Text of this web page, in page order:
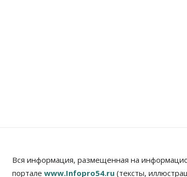
Вся информация, размещенная на
портале www.Infopro54.ru (тексты,